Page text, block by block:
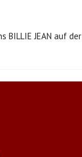
BILLIE JEAN auf der